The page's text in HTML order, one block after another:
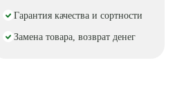
Гарантия качества и сортности
Замена товара, возврат денег